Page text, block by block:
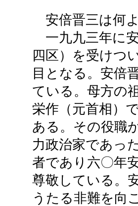
安倍晋三は何
一九九三年に
四区）を受けつ
目となる。安倍
ている。母方の
栄作（元首相）
ある。その役職
力政治家であっ
者であり六〇年
尊敬している。
うたる非難を向